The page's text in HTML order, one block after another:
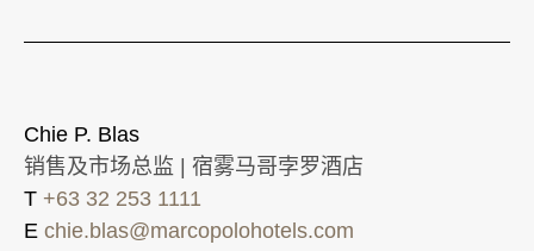
Chie P. Blas
销售及市场总监 | 宿雾马哥孛罗酒店
T +63 32 253 1111
E chie.blas@marcopolohotels.com